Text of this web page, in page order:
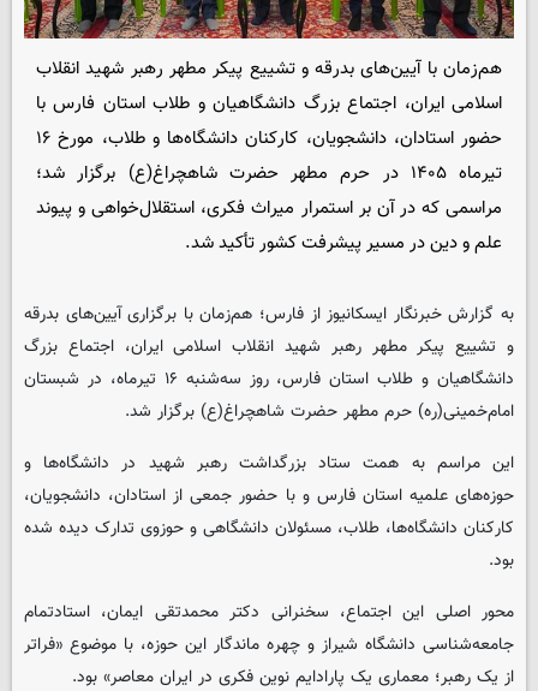
‌هم‌زمان با آیین‌های بدرقه و تشییع پیکر مطهر رهبر شهید انقلاب
اسلامی ایران، اجتماع بزرگ دانشگاهیان و طلاب استان فارس با
حضور استادان، دانشجویان، کارکنان دانشگاه‌ها و طلاب، مورخ ۱۶
تیرماه ۱۴۰۵ در حرم مطهر حضرت شاهچراغ(ع) برگزار شد؛
مراسمی که در آن بر استمرار میراث فکری، استقلال‌خواهی و پیوند
علم و دین در مسیر پیشرفت کشور تأکید شد.
به گزارش خبرنگار ایسکانیوز از فارس؛ هم‌زمان با برگزاری آیین‌های بدرقه
و تشییع پیکر مطهر رهبر شهید انقلاب اسلامی ایران، اجتماع بزرگ
دانشگاهیان و طلاب استان فارس، روز سه‌شنبه ۱۶ تیرماه، در شبستان
امام‌خمینی‌(ره) حرم مطهر حضرت شاهچراغ(ع) برگزار شد.
این مراسم به همت ستاد بزرگداشت رهبر شهید در دانشگاه‌ها و
حوزه‌های علمیه استان فارس و با حضور جمعی از استادان، دانشجویان،
کارکنان دانشگاه‌ها، طلاب، مسئولان دانشگاهی و حوزوی تدارک دیده شده
بود.
محور اصلی این اجتماع، سخنرانی دکتر محمدتقی ایمان، استادتمام
جامعه‌شناسی دانشگاه شیراز و چهره ماندگار این حوزه، با موضوع «فراتر
از یک رهبر؛ معماری یک پارادایم نوین فکری در ایران معاصر» بود.